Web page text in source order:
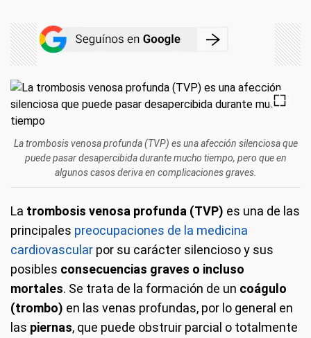
La trombosis venosa profunda (TVP) es una afección silenciosa que
puede pasar desapercibida durante mucho tiempo, pero que en
algunos casos deriva en complicaciones graves.
La trombosis venosa profunda (TVP) es una de las
principales preocupaciones de la medicina
cardiovascular por su carácter silencioso y sus
posibles consecuencias graves o incluso
mortales. Se trata de la formación de un coágulo
(trombo) en las venas profundas, por lo general en
las piernas, que puede obstruir parcial o totalmente